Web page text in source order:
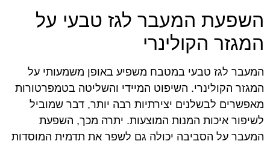
השפעת המעבר לגז טבעי על
המגזר הקולינרי
המעבר לגז טבעי במטבח משפיע באופן משמעותי על
המגזר הקולינרי. השיפוט המיידי והשליטה בטמפרטורות
מאפשרים לבשלנים יצירתיות רבה יותר, דבר שמוביל
לשיפור איכות המנות המוצעות. יתרה מכך, השפעת
המעבר על הסביבה יכולה גם לשפר את תדמית המוסדות